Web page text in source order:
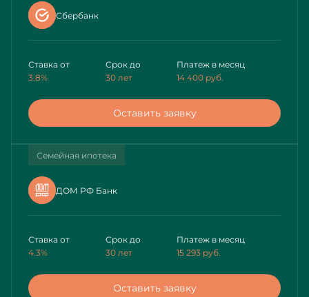
Сбербанк
Ставка от
3.8%
Срок до
30 лет
Платеж в месяц
14 400 руб.
Оставить заявку
Семейная ипотека
ДОМ РФ Банк
Ставка от
4.3%
Срок до
30 лет
Платеж в месяц
15 293 руб.
Оставить заявку